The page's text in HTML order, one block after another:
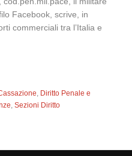
Facebook, scrive, in
commerciali tra l’Italia e
, Diritto Penale e
,Sezioni Diritto